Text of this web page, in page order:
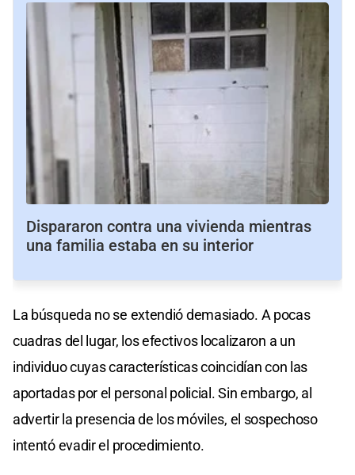
Dispararon contra una vivienda mientras
una familia estaba en su interior
La búsqueda no se extendió demasiado. A pocas
cuadras del lugar, los efectivos localizaron a un
individuo cuyas características coincidían con las
aportadas por el personal policial. Sin embargo, al
advertir la presencia de los móviles, el sospechoso
intentó evadir el procedimiento.